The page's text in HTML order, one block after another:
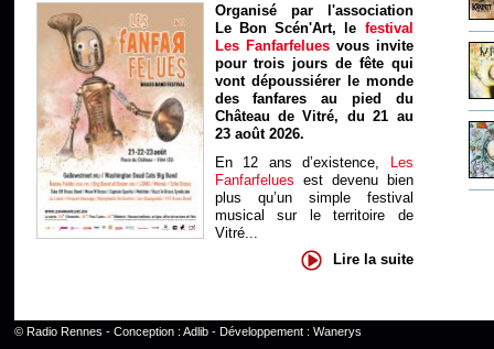
Organisé par l'association
Le Bon Scén'Art, le festival
Les Fanfarfelues vous invite
pour trois jours de fête qui
vont dépoussiérer le monde
des fanfares au pied du
Château de Vitré, du 21 au
23 août 2026.
En 12 ans d’existence, Les
Fanfarfelues est devenu bien
plus qu’un simple festival
musical sur le territoire de
Vitré...
Lire la suite
© Radio Rennes - Conception : Adlib- Développement : Wanerys